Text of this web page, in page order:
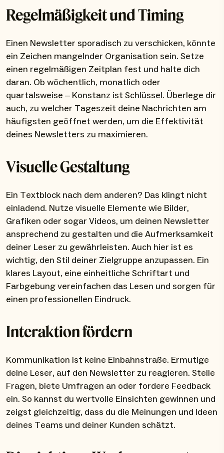
Regelmäßigkeit und Timing
Einen Newsletter sporadisch zu verschicken, könnte
ein Zeichen mangelnder Organisation sein. Setze
einen regelmäßigen Zeitplan fest und halte dich
daran. Ob wöchentlich, monatlich oder
quartalsweise – Konstanz ist Schlüssel. Überlege dir
auch, zu welcher Tageszeit deine Nachrichten am
häufigsten geöffnet werden, um die Effektivität
deines Newsletters zu maximieren.
Visuelle Gestaltung
Ein Textblock nach dem anderen? Das klingt nicht
einladend. Nutze visuelle Elemente wie Bilder,
Grafiken oder sogar Videos, um deinen Newsletter
ansprechend zu gestalten und die Aufmerksamkeit
deiner Leser zu gewährleisten. Auch hier ist es
wichtig, den Stil deiner Zielgruppe anzupassen. Ein
klares Layout, eine einheitliche Schriftart und
Farbgebung vereinfachen das Lesen und sorgen für
einen professionellen Eindruck.
Interaktion fördern
Kommunikation ist keine Einbahnstraße. Ermutige
deine Leser, auf den Newsletter zu reagieren. Stelle
Fragen, biete Umfragen an oder fordere Feedback
ein. So kannst du wertvolle Einsichten gewinnen und
zeigst gleichzeitig, dass du die Meinungen und Ideen
deines Teams und deiner Kunden schätzt.